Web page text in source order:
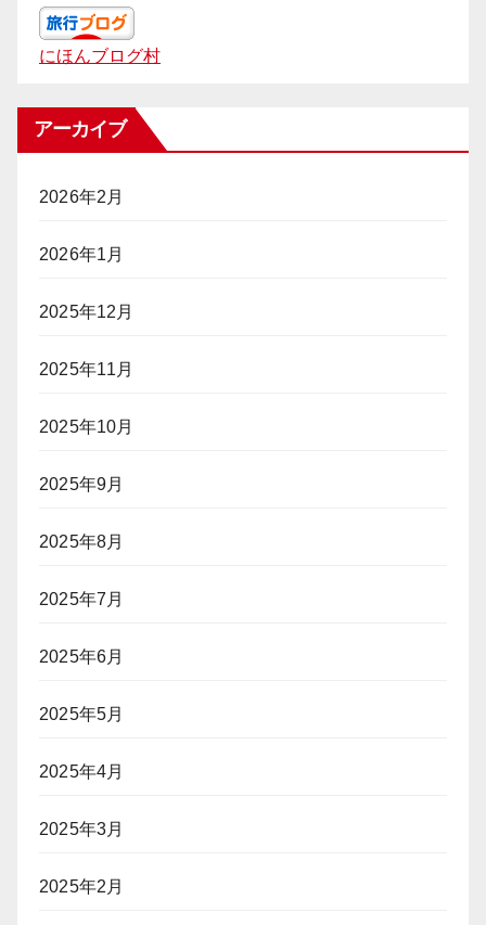
にほんブログ村
アーカイブ
2026年2月
2026年1月
2025年12月
2025年11月
2025年10月
2025年9月
2025年8月
2025年7月
2025年6月
2025年5月
2025年4月
2025年3月
2025年2月